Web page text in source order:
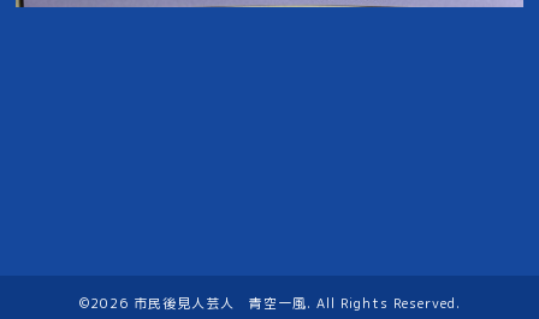
©2026 市民後見人芸人 青空一風. All Rights Reserved.